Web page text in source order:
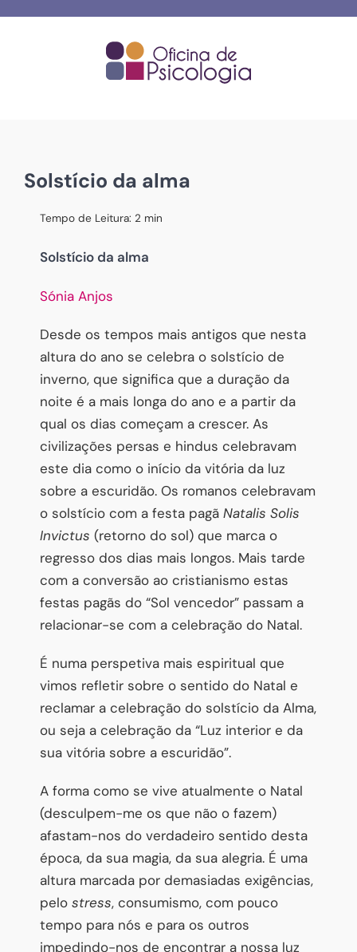
Solstício da alma
Tempo de Leitura: 2 min
Solstício da alma
Sónia Anjos
Desde os tempos mais antigos que nesta
altura do ano se celebra o solstício de
inverno, que significa que a duração da
noite é a mais longa do ano e a partir da
qual os dias começam a crescer. As
civilizações persas e hindus celebravam
este dia como o início da vitória da luz
sobre a escuridão. Os romanos celebravam
o solstício com a festa pagã Natalis Solis
Invictus (retorno do sol) que marca o
regresso dos dias mais longos. Mais tarde
com a conversão ao cristianismo estas
festas pagãs do “Sol vencedor” passam a
relacionar-se com a celebração do Natal.
É numa perspetiva mais espiritual que
vimos refletir sobre o sentido do Natal e
reclamar a celebração do solstício da Alma,
ou seja a celebração da “Luz interior e da
sua vitória sobre a escuridão”.
A forma como se vive atualmente o Natal
(desculpem-me os que não o fazem)
afastam-nos do verdadeiro sentido desta
época, da sua magia, da sua alegria. É uma
altura marcada por demasiadas exigências,
pelo stress, consumismo, com pouco
tempo para nós e para os outros
impedindo-nos de encontrar a nossa luz